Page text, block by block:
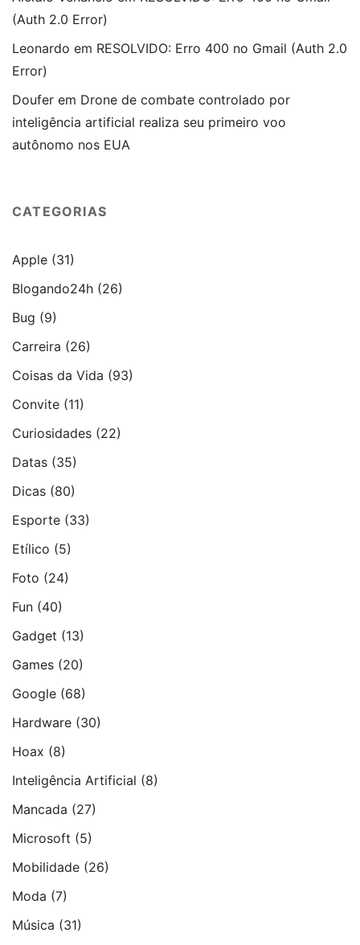
(Auth 2.0 Error)
Leonardo em RESOLVIDO: Erro 400 no Gmail (Auth 2.0
Error)
Doufer em Drone de combate controlado por
inteligência artificial realiza seu primeiro voo
autônomo nos EUA
CATEGORIAS
Apple (31)
Blogando24h (26)
Bug (9)
Carreira (26)
Coisas da Vida (93)
Convite (11)
Curiosidades (22)
Datas (35)
Dicas (80)
Esporte (33)
Etí­lico (5)
Foto (24)
Fun (40)
Gadget (13)
Games (20)
Google (68)
Hardware (30)
Hoax (8)
Inteligência Artificial (8)
Mancada (27)
Microsoft (5)
Mobilidade (26)
Moda (7)
Música (31)